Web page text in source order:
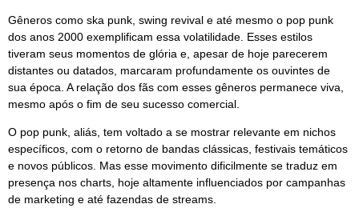
Gêneros como ska punk, swing revival e até mesmo o pop punk
dos anos 2000 exemplificam essa volatilidade. Esses estilos
tiveram seus momentos de glória e, apesar de hoje parecerem
distantes ou datados, marcaram profundamente os ouvintes de
sua época. A relação dos fãs com esses gêneros permanece viva,
mesmo após o fim de seu sucesso comercial.
O pop punk, aliás, tem voltado a se mostrar relevante em nichos
específicos, com o retorno de bandas clássicas, festivais temáticos
e novos públicos. Mas esse movimento dificilmente se traduz em
presença nos charts, hoje altamente influenciados por campanhas
de marketing e até fazendas de streams.